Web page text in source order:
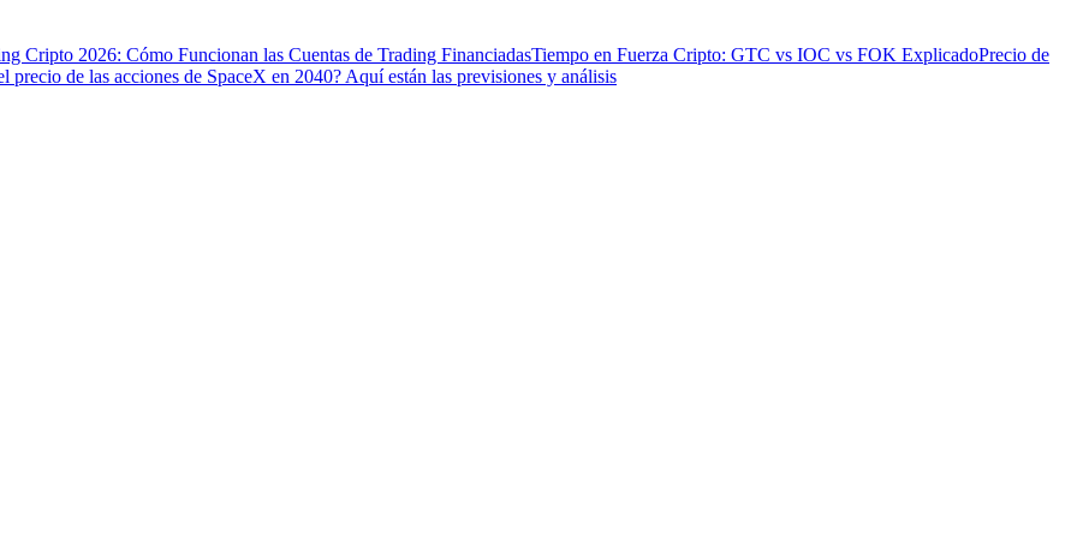
Cripto 2026: Cómo Funcionan las Cuentas de Trading FinanciadasTiempo en Fuerza Cripto: GTC vs IOC vs FOK ExplicadoPrecio de
precio de las acciones de SpaceX en 2040? Aquí están las previsiones y análisis